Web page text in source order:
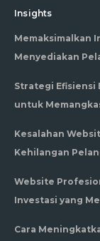
Insights
Memaksimalkan
Menyediakan
Strategi Efisiensi
untuk
Kesalahan
Kehilangan
Website
Investasi yang
Cara